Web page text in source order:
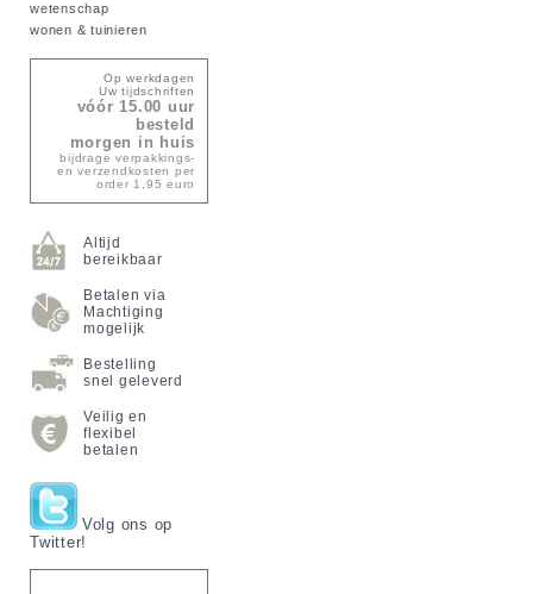
wetenschap
wonen & tuinieren
Op werkdagen
Uw tijdschriften
vóór 15.00 uur
besteld
morgen in huis
bijdrage verpakkings-
en verzendkosten per
order 1,95 euro
Altijd
bereikbaar
Betalen via
Machtiging
mogelijk
Bestelling
snel geleverd
Veilig en
flexibel
betalen
Volg ons op
Twitter!